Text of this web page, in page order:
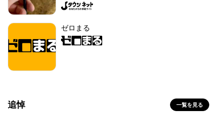
ゼロまる
追悼 一覧を見る